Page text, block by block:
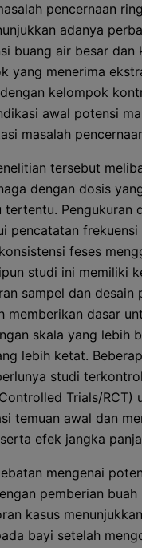
pencernaan
adanya
buang air besar dan
yang menerima
kelompok
awal potensi
masalah
tersebut
dengan dosis
Pengukuran
pencatatan frekuensi
feses
studi ini memiliki
sampel dan desain
memberikan dasar
skala yang lebih
lebih ketat.
studi
Trials/RCT)
temuan awal dan
efek jangka
mengenai
pemberian buah
kasus
bayi setelah